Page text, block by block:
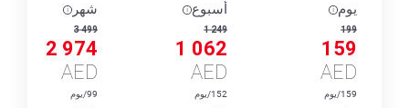
يوم
199
159
AED
159/يوم
أسبوع
1 249
1 062
AED
152/يوم
شهر
3 499
2 974
AED
99/يوم